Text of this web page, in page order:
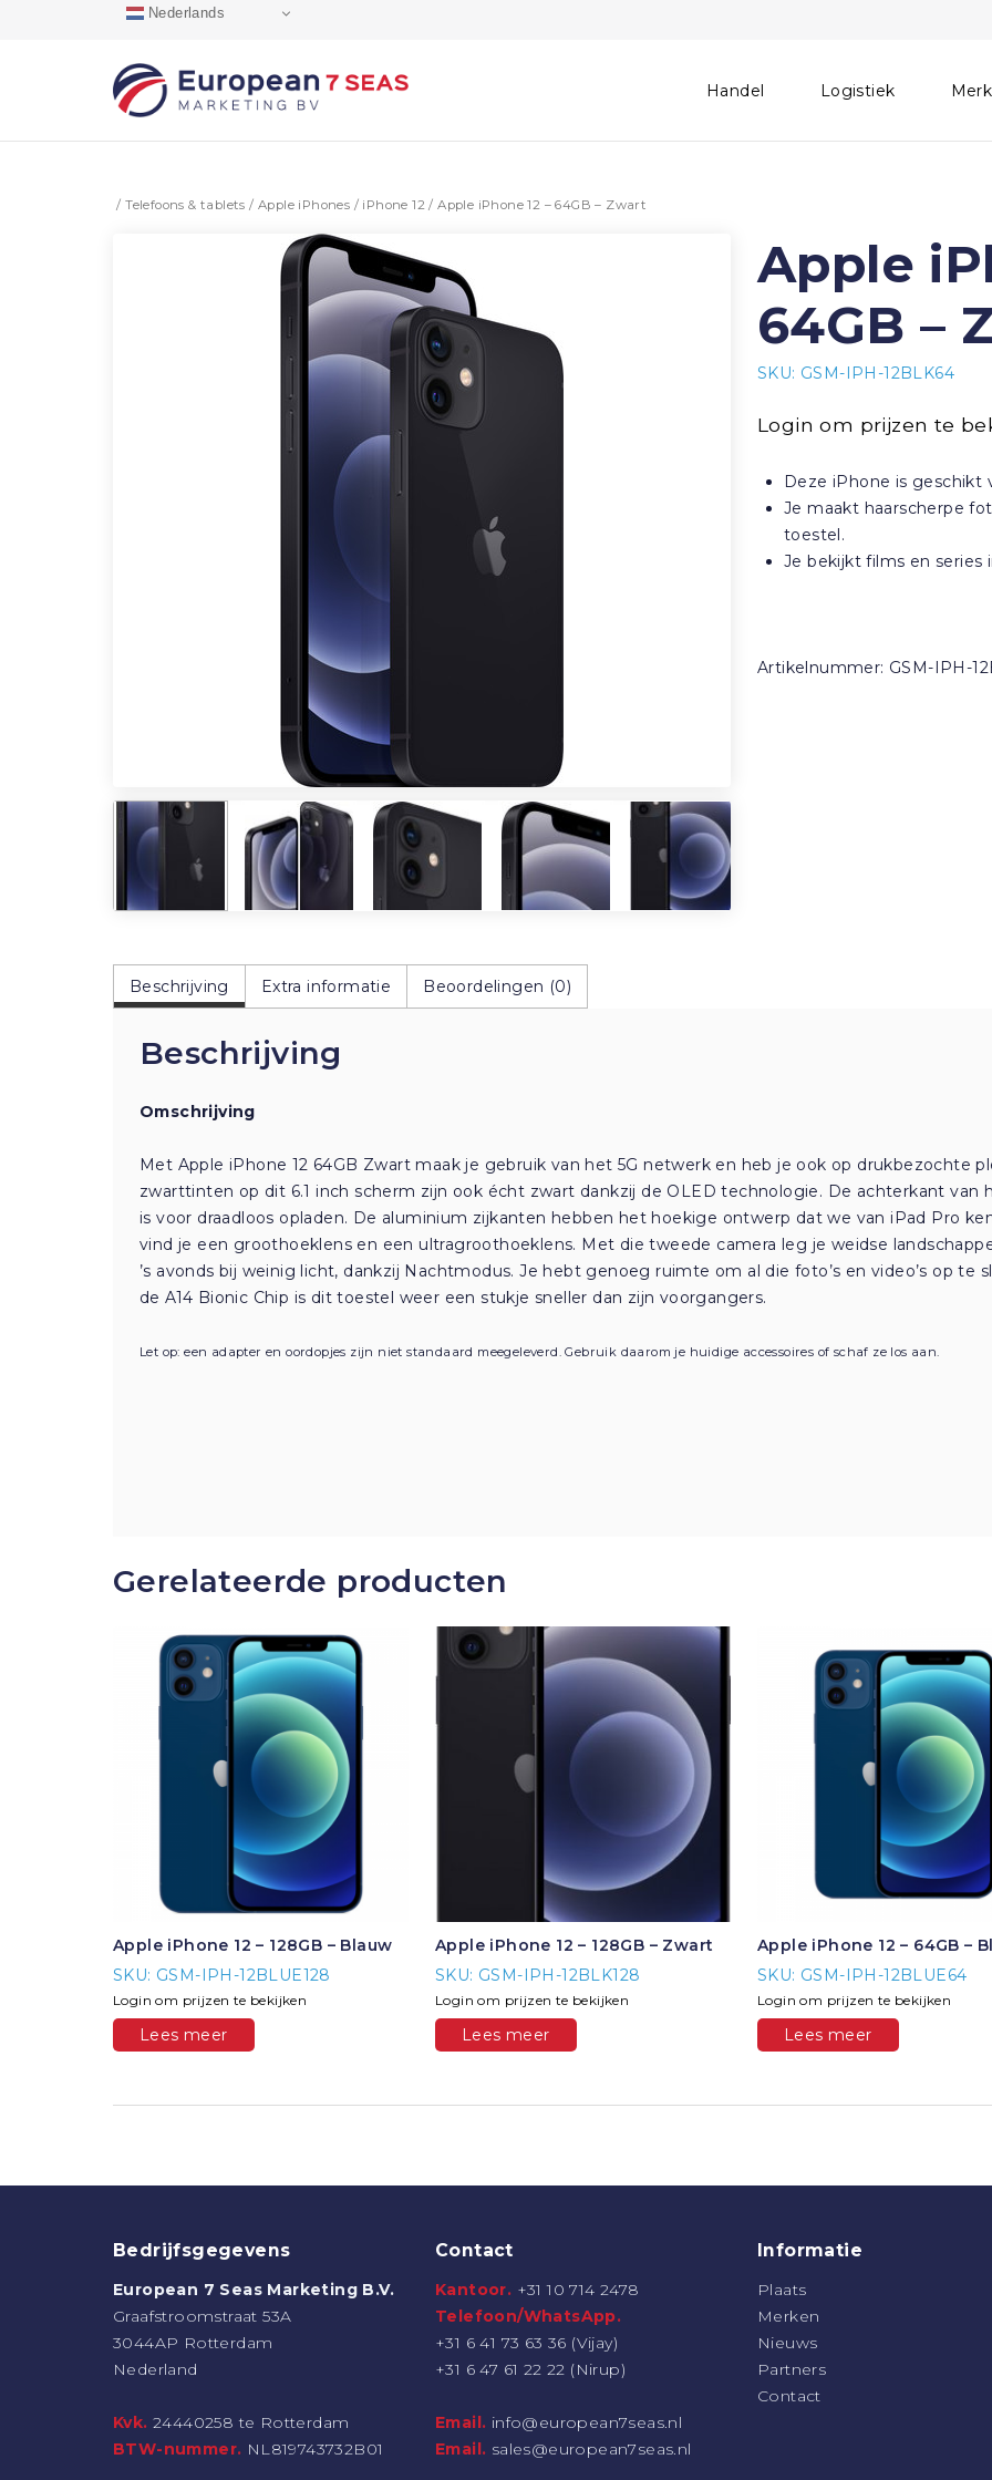
Handel Logistiek
/Telefoons & tablets /Apple iPhones / iPhone 12 / Apple iPhone 12 – 64GB – Zwart
Apple
64GB –
SKU: GSM-IPH-12BLK64
Login om prijzen te
Deze iPhone is geschikt
Je maakt haarscherpe
toestel.
Je bekijkt films en series
Artikelnummer: GSM-IPH-
Beschrijving Extra informatie Beoordelingen (0)
Beschrijving
Omschrijving
Met Apple iPhone 12 64GB Zwart maak je gebruik van het 5G netwerk en heb je ook op drukbezochte
zwarttinten op dit 6.1 inch scherm zijn ook écht zwart dankzij de OLED technologie. De achterkant van
is voor draadloos opladen. De aluminium zijkanten hebben het hoekige ontwerp dat we van iPad Pro
vind je een groothoeklens en een ultragroothoeklens. Met die tweede camera leg je weidse
’s avonds bij weinig licht, dankzij Nachtmodus. Je hebt genoeg ruimte om al die foto’s en video’s op te
de A14 Bionic Chip is dit toestel weer een stukje sneller dan zijn voorgangers.
Let op: een adapter en oordopjes zijn niet standaard meegeleverd. Gebruik daarom je huidige accessoires of schaf ze los aan.
Gerelateerde producten
Apple iPhone 12 – 128GB – Blauw
SKU: GSM-IPH-12BLUE128
Login om prijzen te bekijken
Lees meer
Apple iPhone 12 – 128GB – Zwart
SKU: GSM-IPH-12BLK128
Login om prijzen te bekijken
Lees meer
Apple iPhone 12 – 64GB –
SKU: GSM-IPH-12BLUE64
Login om prijzen te bekijken
Lees meer
Bedrijfsgegevens
European 7 Seas Marketing B.V.
Graafstroomstraat 53A
3044AP Rotterdam
Nederland
Kvk. 24440258 te Rotterdam
BTW-nummer. NL819743732B01
Contact
Kantoor. +31 10 714 2478
Telefoon/WhatsApp.
+31 6 41 73 63 36 (Vijay)
+31 6 47 61 22 22 (Nirup)
Email. info@european7seas.nl
Email. sales@european7seas.nl
Informatie
Plaats
Merken
Nieuws
Partners
Contact
Nederlands